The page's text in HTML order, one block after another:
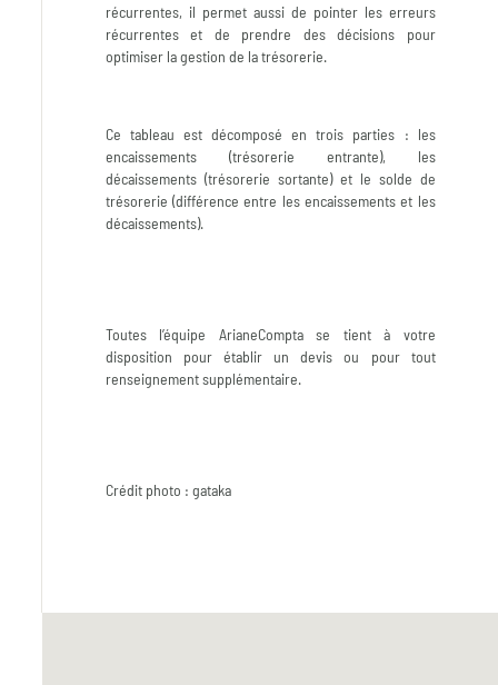
récurrentes, il permet aussi de pointer les erreurs
récurrentes et de prendre des décisions pour
optimiser la gestion de la trésorerie.
Ce tableau est décomposé en trois parties : les
encaissements (trésorerie entrante), les
décaissements (trésorerie sortante) et le solde de
trésorerie (différence entre les encaissements et les
décaissements).
Toutes l’équipe ArianeCompta se tient à votre
disposition pour établir un devis ou pour tout
renseignement supplémentaire.
Crédit photo : gataka